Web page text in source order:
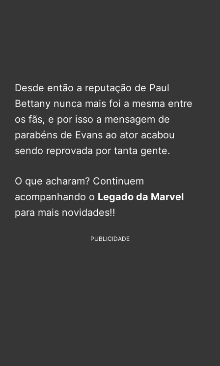
Desde então a reputação de Paul
Bettany nunca mais foi a mesma entre
os fãs, e por isso a mensagem de
parabéns de Evans ao ator acabou
sendo reprovada por tanta gente.
O que acharam? Continuem
acompanhando o Legado da Marvel
para mais novidades!!
PUBLICIDADE